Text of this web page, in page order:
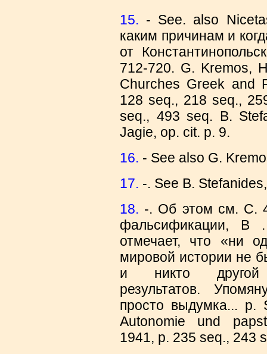
15. - See. also
каким причинам и
от
712-720. G. Kremos,
Churches Greek and
128 seq., 218 seq.,
seq., 493 seq. Β.
Jagie, οp. cit. p. 9.
16. - See also G.
17. -. See Β.
18. -. Об этом см. С.
фальсификации, Β
отмечает, что «ни
мировой истории не
и никто
результатов.
просто выдумка... p.
Autonomie und
1941, p. 235 seq., 243